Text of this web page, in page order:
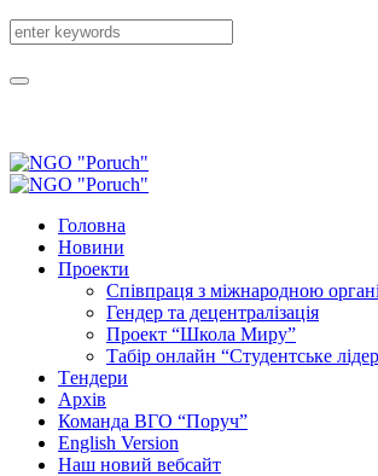
Головна
Новини
Проекти
Співпраця з міжнародною
Гендер та децентралізація
Проект “Школа Миру”
Табір онлайн “Студентське
Tендери
Архів
Команда ВГО “Поруч”
English Version
Наш новий вебсайт